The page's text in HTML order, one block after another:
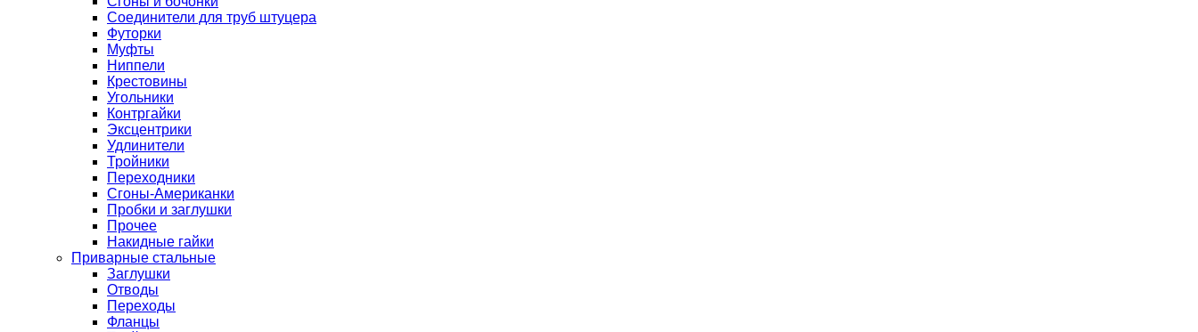
Соединители для труб штуцера
Футорки
Муфты
Ниппели
Крестовины
Угольники
Контргайки
Эксцентрики
Удлинители
Тройники
Переходники
Сгоны-Американки
Пробки и заглушки
Прочее
Накидные гайки
Приварные стальные
Заглушки
Отводы
Переходы
Фланцы